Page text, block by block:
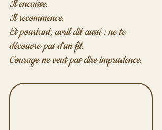
Il encaisse.
Il recommence.
Et pourtant, avril dit aussi : ne te
découvre pas d'un fil.
Courage ne veut pas dire imprudence.